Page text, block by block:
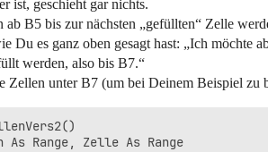
ist, geschieht gar nichts.
ab B5 bis zur nächsten „gefüllten“ Zelle
Du es ganz oben gesagt hast: „Ich möchte
werden, also bis B7.“
Zellen unter B7 (um bei Deinem Beispiel zu
As Range, Zelle As Range